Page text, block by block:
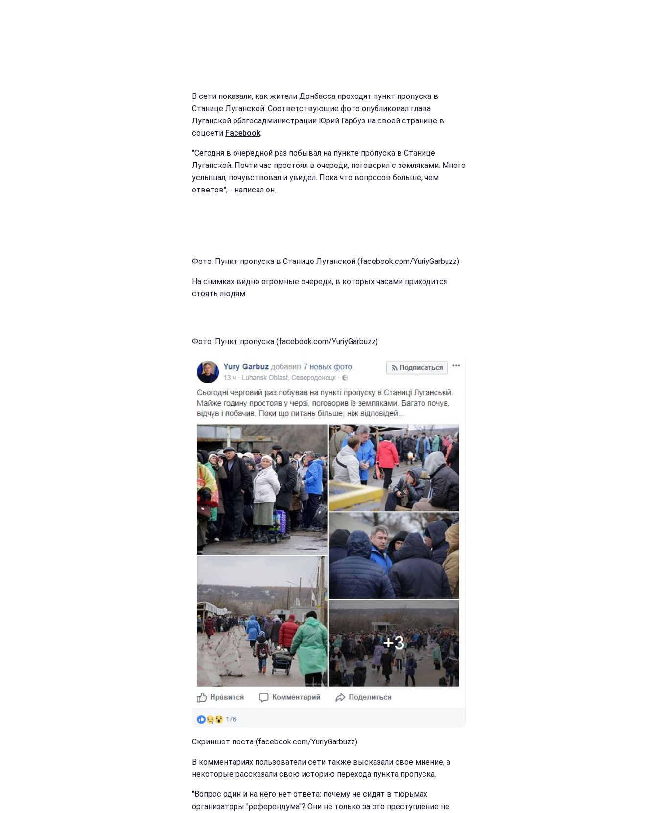
В сети показали, как жители Донбасса проходят пункт пропуска в
Станице Луганской. Соответствующие фото опубликовал глава
Луганской облгосадминистрации Юрий Гарбуз на своей странице в
соцсети Facebook.
"Сегодня в очередной раз побывал на пункте пропуска в Станице
Луганской. Почти час простоял в очереди, поговорил с земляками. Много
услышал, почувствовал и увидел. Пока что вопросов больше, чем
ответов", - написал он.
Фото: Пункт пропуска в Станице Луганской (facebook.com/YuriyGarbuzz)
На снимках видно огромные очереди, в которых часами приходится
стоять людям.
Фото: Пункт пропуска (facebook.com/YuriyGarbuzz)
Скриншот поста (facebook.com/YuriyGarbuzz)
В комментариях пользователи сети также высказали свое мнение, а
некоторые рассказали свою историю перехода пункта пропуска.
"Вопрос один и на него нет ответа: почему не сидят в тюрьмах
организаторы "референдума"? Они не только за это преступление не